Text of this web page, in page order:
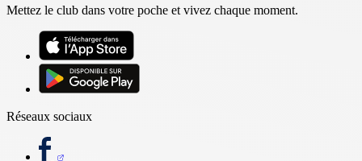
Mettez le club dans votre poche et vivez chaque moment.
Réseaux sociaux